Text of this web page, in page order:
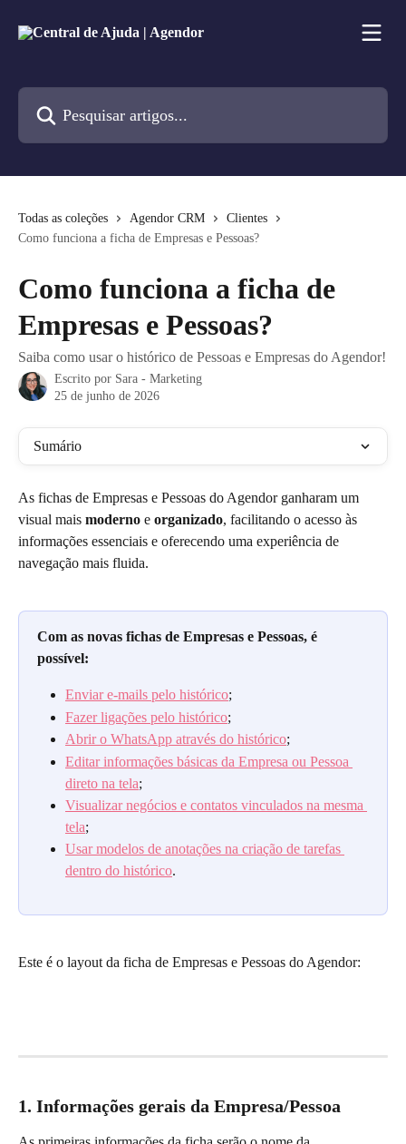
Todas as coleções Agendor CRM
Clientes
Como funciona a ficha de Empresas e Pessoas?
Como funciona a ficha de
Empresas e Pessoas?
Saiba como usar o histórico de Pessoas e Empresas do Agendor!
Escrito por Sara - Marketing
25 de junho de 2026
Sumário
As fichas de Empresas e Pessoas do Agendor ganharam um
visual mais moderno e organizado, facilitando o acesso às
informações essenciais e oferecendo uma experiência de
navegação mais fluida.
Com as novas fichas de Empresas e Pessoas, é
possível:
Enviar e-mails pelo histórico;
Fazer ligações pelo histórico;
Abrir o WhatsApp através do histórico;
Editar informações básicas da Empresa ou Pessoa
direto na tela;
Visualizar negócios e contatos vinculados na mesma
tela;
Usar modelos de anotações na criação de tarefas
dentro do histórico.
Este é o layout da ficha de Empresas e Pessoas do Agendor:
1. Informações gerais da Empresa/Pessoa